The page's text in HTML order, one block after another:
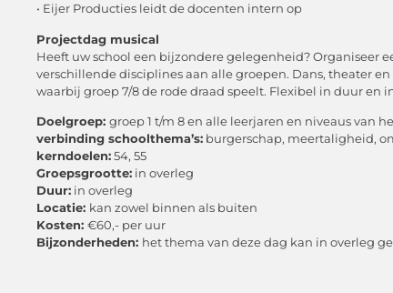
• Eijer Producties leidt de docenten intern op
Projectdag musical
Heeft uw school een bijzondere gelegenheid? Organiseer
verschillende disciplines aan alle groepen. Dans, theater
waarbij groep 7/8 de rode draad speelt. Flexibel in duur en
Doelgroep: groep 1 t/m 8 en alle leerjaren en niveaus van
verbinding schoolthema’s: burgerschap, meertaligheid,
kerndoelen:54, 55
Groepsgrootte: in overleg
Duur: in overleg
Locatie: kan zowel binnen als buiten
Kosten: €60,- per uur
Bijzonderheden: het thema van deze dag kan in overleg